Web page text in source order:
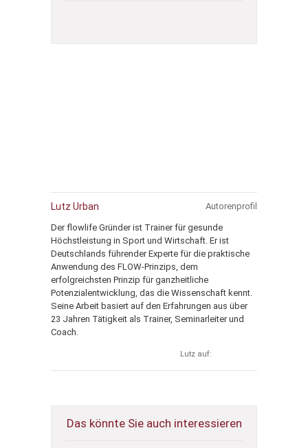
Lutz Urban Autorenprofil
Der flowlife Gründer ist Trainer für gesunde
Höchstleistung in Sport und Wirtschaft. Er ist
Deutschlands führender Experte für die praktische
Anwendung des FLOW-Prinzips, dem
erfolgreichsten Prinzip für ganzheitliche
Potenzialentwicklung, das die Wissenschaft kennt.
Seine Arbeit basiert auf den Erfahrungen aus über
23 Jahren Tätigkeit als Trainer, Seminarleiter und
Coach.
Lutz auf:
Das könnte Sie auch interessieren